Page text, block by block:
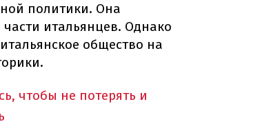
политики. Она
итальянцев. Однако
общество на
чтобы не потерять и